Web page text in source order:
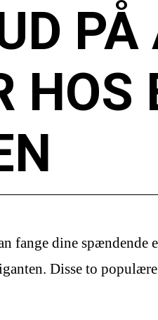
HOS
fange dine
Disse to